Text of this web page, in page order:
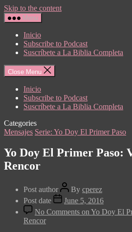
Skip to the content
Menu
Inicio
Subscribe to Podcast
Suscríbete a La Biblia Completa
Close Menu
Inicio
Subscribe to Podcast
Suscríbete a La Biblia Completa
Categories
Mensajes Serie: Yo Doy El Primer Paso
Yo Doy El Primer Paso:
Rencor
Post author By cperez
Post date
June 5, 2016
No Comments on Yo Doy El
Rencor